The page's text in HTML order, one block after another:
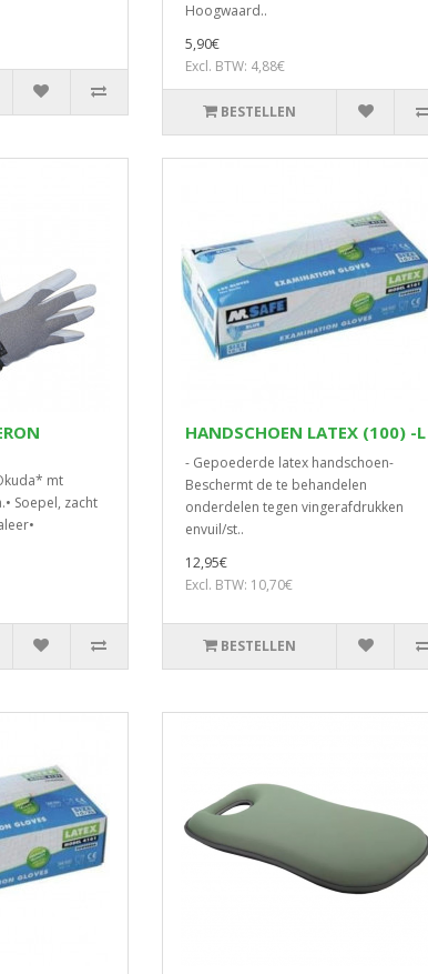
Hoogwaard..
5,90€
Excl. BTW: 4,88€
BESTELLEN
mt
Soepel, zacht
HANDSCHOEN LATEX (100) -L
- Gepoederde latex handschoen-
Beschermt de te behandelen
onderdelen tegen vingerafdrukken
envuil/st..
12,95€
Excl. BTW: 10,70€
BESTELLEN